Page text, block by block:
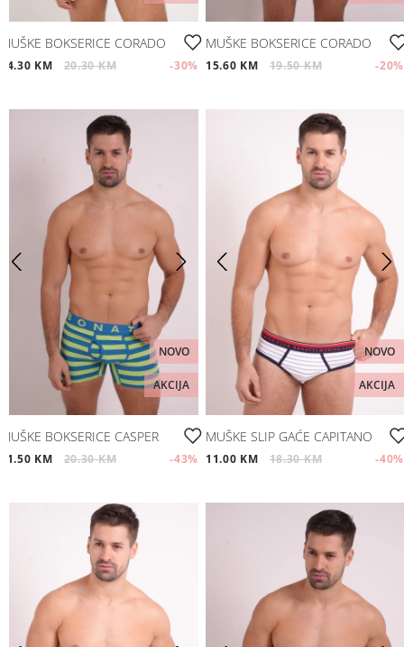
MUŠKE BOKSERICE CORADO
14.30 KM 20.30 KM -30%
MUŠKE BOKSERICE CORADO
15.60 KM 19.50 KM -20%
NOVO
AKCIJA
MUŠKE BOKSERICE CASPER
11.50 KM 20.30 KM -43%
NOVO
AKCIJA
MUŠKE SLIP GAĆE CAPITANO
11.00 KM 18.30 KM -40%